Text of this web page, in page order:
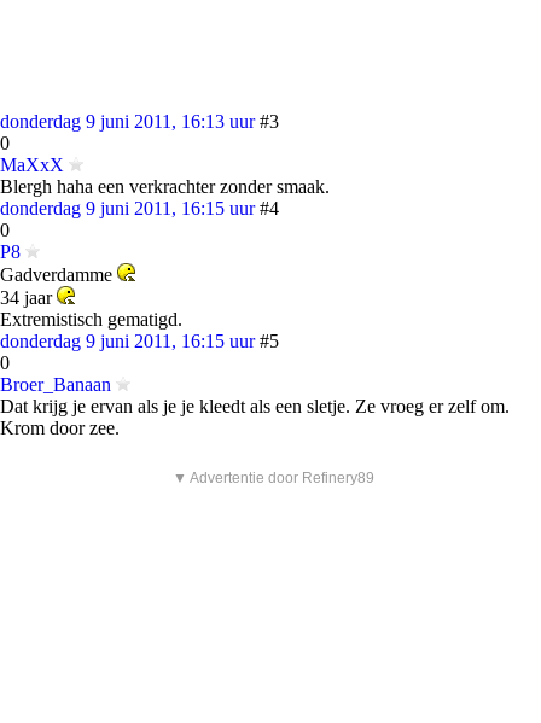
donderdag 9 juni 2011, 16:13 uur #3
0
MaXxX
Blergh haha een verkrachter zonder smaak.
donderdag 9 juni 2011, 16:15 uur #4
0
P8
Gadverdamme
34 jaar
Extremistisch gematigd.
donderdag 9 juni 2011, 16:15 uur #5
0
Broer_Banaan
Dat krijg je ervan als je je kleedt als een sletje. Ze vroeg er zelf om.
Krom door zee.
▼ Advertentie door Refinery89